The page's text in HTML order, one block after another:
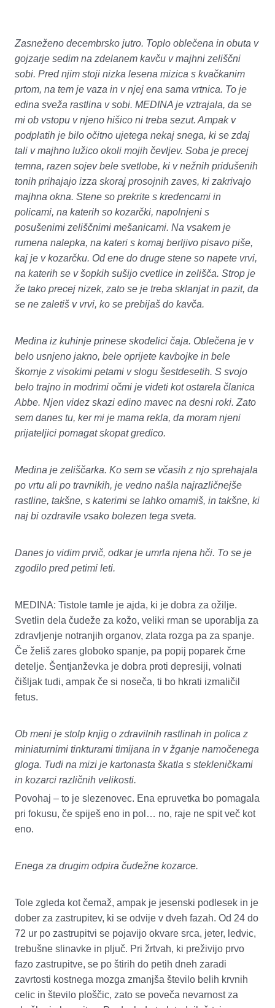
Zasneženo decembrsko jutro. Toplo oblečena in obuta v
gojzarje sedim na zdelanem kavču v majhni zeliščni
sobi. Pred njim stoji nizka lesena mizica s kvačkanim
prtom, na tem je vaza in v njej ena sama vrtnica. To je
edina sveža rastlina v sobi. MEDINA je vztrajala, da se
mi ob vstopu v njeno hišico ni treba sezut. Ampak v
podplatih je bilo očitno ujetega nekaj snega, ki se zdaj
tali v majhno lužico okoli mojih čevljev. Soba je precej
temna, razen sojev bele svetlobe, ki v nežnih pridušenih
tonih prihajajo izza skoraj prosojnih zaves, ki zakrivajo
majhna okna. Stene so prekrite s kredencami in
policami, na katerih so kozarčki, napolnjeni s
posušenimi zeliščnimi mešanicami. Na vsakem je
rumena nalepka, na kateri s komaj berljivo pisavo piše,
kaj je v kozarčku. Od ene do druge stene so napete vrvi,
na katerih se v šopkih sušijo cvetlice in zelišča. Strop je
že tako precej nizek, zato se je treba sklanjat in pazit, da
se ne zaletiš v vrvi, ko se prebijaš do kavča.
Medina iz kuhinje prinese skodelici čaja. Oblečena je v
belo usnjeno jakno, bele oprijete kavbojke in bele
škornje z visokimi petami v slogu šestdesetih. S svojo
belo trajno in modrimi očmi je videti kot ostarela članica
Abbe. Njen videz skazi edino mavec na desni roki. Zato
sem danes tu, ker mi je mama rekla, da moram njeni
prijateljici pomagat skopat gredico.
Medina je zeliščarka. Ko sem se včasih z njo sprehajala
po vrtu ali po travnikih, je vedno našla najrazličnejše
rastline, takšne, s katerimi se lahko omamiš, in takšne, ki
naj bi ozdravile vsako bolezen tega sveta.
Danes jo vidim prvič, odkar je umrla njena hči. To se je
zgodilo pred petimi leti.
MEDINA: Tistole tamle je ajda, ki je dobra za ožilje.
Svetlin dela čudeže za kožo, veliki rman se uporablja za
zdravljenje notranjih organov, zlata rozga pa za spanje.
Če želiš zares globoko spanje, pa popij poparek črne
detelje. Šentjanževka je dobra proti depresiji, volnati
čišljak tudi, ampak če si noseča, ti bo hkrati izmaličil
fetus.
Ob meni je stolp knjig o zdravilnih rastlinah in polica z
miniaturnimi tinkturami timijana in v žganje namočenega
gloga. Tudi na mizi je kartonasta škatla s stekleničkami
in kozarci različnih velikosti.
Povohaj – to je slezenovec. Ena epruvetka bo pomagala
pri fokusu, če spiješ eno in pol… no, raje ne spit več kot
eno.
Enega za drugim odpira čudežne kozarce.
Tole zgleda kot čemaž, ampak je jesenski podlesek in je
dober za zastrupitev, ki se odvije v dveh fazah. Od 24 do
72 ur po zastrupitvi se pojavijo okvare srca, jeter, ledvic,
trebušne slinavke in pljuč. Pri žrtvah, ki preživijo prvo
fazo zastrupitve, se po štirih do petih dneh zaradi
zavrtosti kostnega mozga zmanjša število belih krvnih
celic in število ploščic, zato se poveča nevarnost za